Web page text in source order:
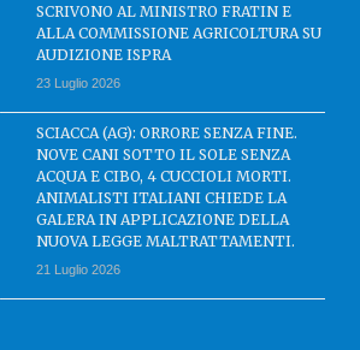
SCRIVONO AL MINISTRO FRATIN E
ALLA COMMISSIONE AGRICOLTURA SU
AUDIZIONE ISPRA
23 Luglio 2026
SCIACCA (AG): ORRORE SENZA FINE.
NOVE CANI SOTTO IL SOLE SENZA
ACQUA E CIBO, 4 CUCCIOLI MORTI.
ANIMALISTI ITALIANI CHIEDE LA
GALERA IN APPLICAZIONE DELLA
NUOVA LEGGE MALTRATTAMENTI.
21 Luglio 2026